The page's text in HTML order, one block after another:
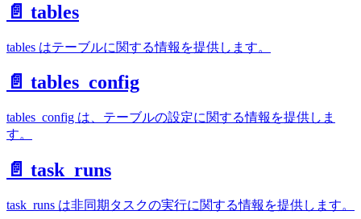
📄️ tables
tables はテーブルに関する情報を提供します。
📄️ tables_config
tables_config は、テーブルの設定に関する情報を提供しま
す。
📄️ task_runs
task_runs は非同期タスクの実行に関する情報を提供します。